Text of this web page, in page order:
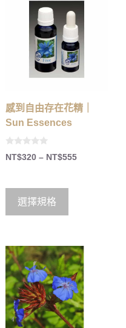
感到自由存在花精｜
Sun Essences
0
oNT$320 – NT$555
選擇規格